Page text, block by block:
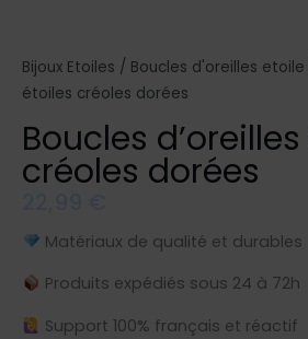
Bijoux Etoiles / Boucles d'oreilles etoile
étoiles créoles dorées
Boucles
créoles dorées
Matériaux de qualité et durables
Produits expédiés sous 24 à 72h
Support 100% français et réactif